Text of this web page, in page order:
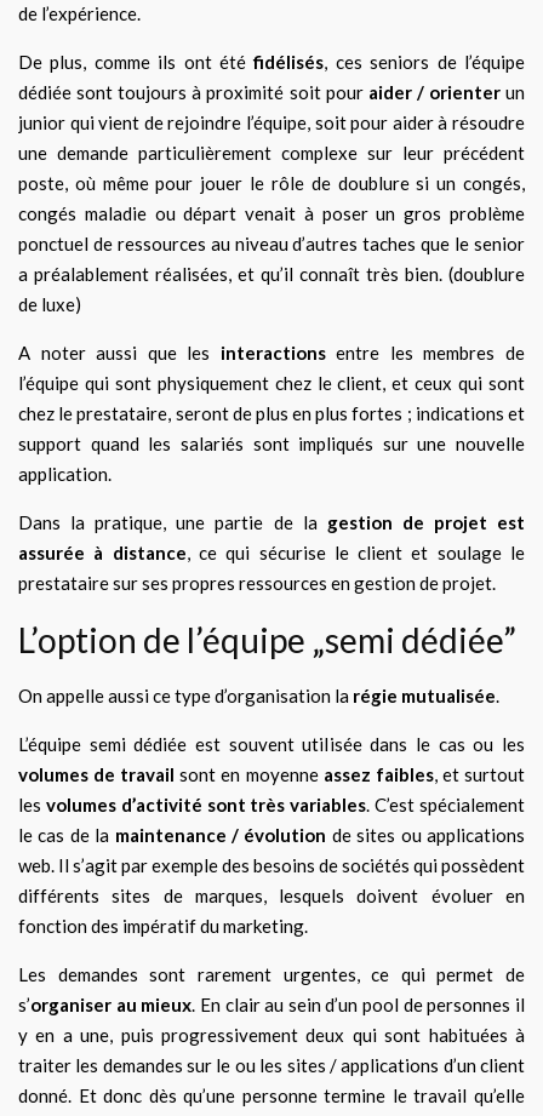
de l’expérience.
De plus, comme ils ont étéfidélisés, ces seniors de l’équipe
dédiée sont toujours à proximité soit pouraider / orienterun
junior qui vient de rejoindre l’équipe, soit pour aider à résoudre
une demande particulièrement complexe sur leur précédent
poste, où même pour jouer le rôle de doublure si un congés,
congés maladie ou départ venait à poser un gros problème
ponctuel de ressources au niveau d’autres taches que le senior
a préalablement réalisées, et qu’il connaît très bien. (doublure
de luxe)
A noter aussi que les interactionsentre les membres de
l’équipe qui sont physiquement chez le client, et ceux qui sont
chez le prestataire, seront de plus en plus fortes ; indications et
support quand les salariés sont impliqués sur une nouvelle
application.
Dans la pratique, une partie de la gestion de projet est
assurée à distance, ce qui sécurise le client et soulage le
prestataire sur ses propres ressources en gestion de projet.
L’option de l’équipe „semi dédiée”
On appelle aussi ce type d’organisation la régie mutualisée.
L’équipe semi dédiée est souvent utilisée dans le cas ou les
volumes de travail sont en moyenneassez faibles, et surtout
les volumes d’activité sont très variables. C’est spécialement
le cas de la maintenance / évolution de sites ou applications
web. Il s’agit par exemple des besoins de sociétés qui possèdent
différents sites de marques, lesquels doivent évoluer en
fonction des impératif du marketing.
Les demandes sont rarement urgentes, ce qui permet de
s’organiser au mieux. En clair au sein d’un pool de personnes il
y en a une, puis progressivement deux qui sont habituées à
traiter les demandes sur le ou les sites / applications d’un client
donné. Et donc dès qu’une personne termine le travail qu’elle